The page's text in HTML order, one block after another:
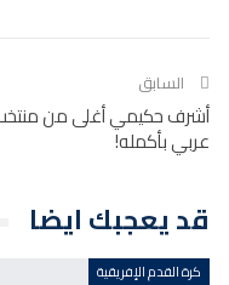
السابق
أشرف حكيمي أغلى من منتخب
عربي بأكمله!
قد يعجبك ايضا
كرة القدم الإفريقية